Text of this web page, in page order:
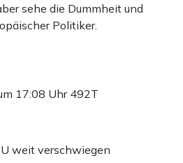
sehe die Dummheit und
Politiker.
17:08 Uhr 492T
weit verschwiegen